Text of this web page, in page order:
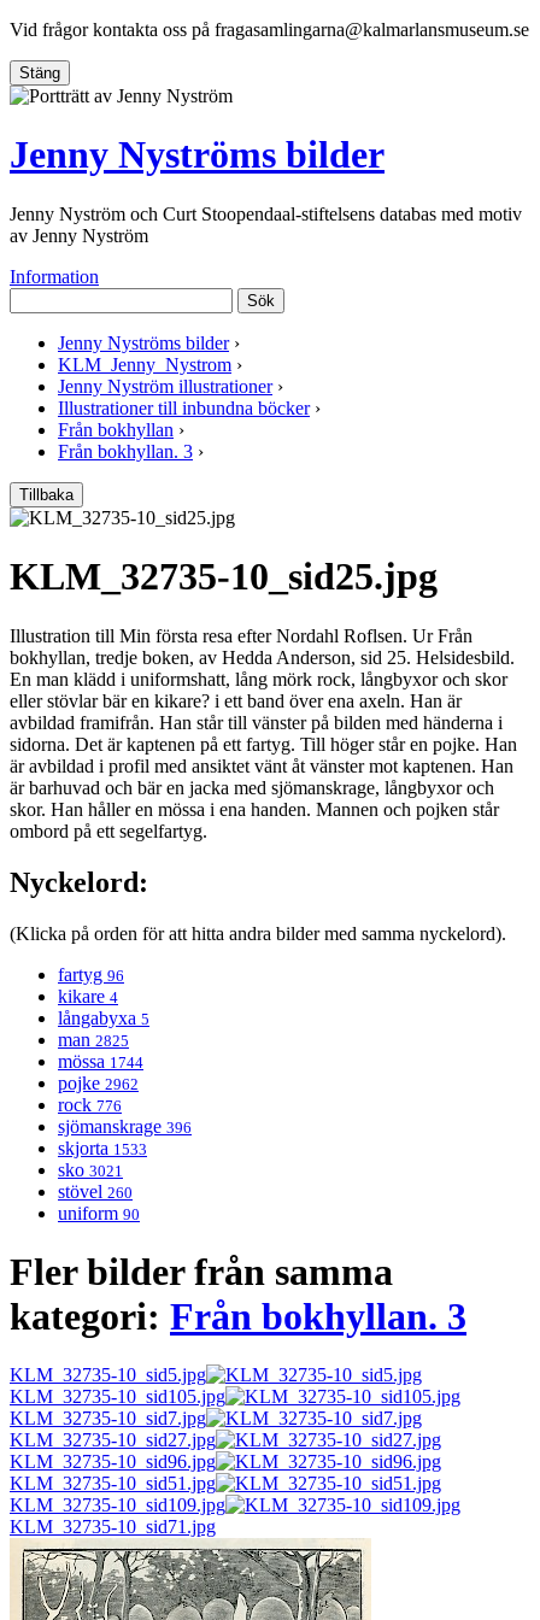
Vid frågor kontakta oss på fragasamlingarna@kalmarlansmuseum.se
Stäng
Jenny Nyströms bilder
Jenny Nyström och Curt Stoopendaal-stiftelsens databas med motiv
av Jenny Nyström
Information
Sök
Jenny Nyströms bilder ›
KLM_Jenny_Nystrom ›
Jenny Nyström illustrationer ›
Illustrationer till inbundna böcker ›
Från bokhyllan ›
Från bokhyllan. 3 ›
Tillbaka
KLM_32735-10_sid25.jpg
Illustration till Min första resa efter Nordahl Roflsen. Ur Från
bokhyllan, tredje boken, av Hedda Anderson, sid 25. Helsidesbild.
En man klädd i uniformshatt, lång mörk rock, långbyxor och skor
eller stövlar bär en kikare? i ett band över ena axeln. Han är
avbildad framifrån. Han står till vänster på bilden med händerna i
sidorna. Det är kaptenen på ett fartyg. Till höger står en pojke. Han
är avbildad i profil med ansiktet vänt åt vänster mot kaptenen. Han
är barhuvad och bär en jacka med sjömanskrage, långbyxor och
skor. Han håller en mössa i ena handen. Mannen och pojken står
ombord på ett segelfartyg.
Nyckelord:
(Klicka på orden för att hitta andra bilder med samma nyckelord).
fartyg 96
kikare 4
långabyxa 5
man 2825
mössa 1744
pojke 2962
rock 776
sjömanskrage 396
skjorta 1533
sko 3021
stövel 260
uniform 90
Fler bilder från samma
kategori: Från bokhyllan. 3
KLM_32735-10_sid5.jpg
KLM_32735-10_sid105.jpg
KLM_32735-10_sid7.jpg
KLM_32735-10_sid27.jpg
KLM_32735-10_sid96.jpg
KLM_32735-10_sid51.jpg
KLM_32735-10_sid109.jpg
KLM_32735-10_sid71.jpg